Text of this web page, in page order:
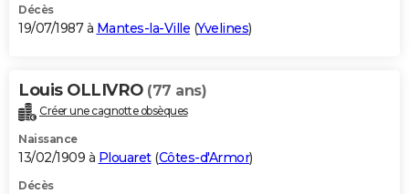
Décès
19/07/1987 à Mantes-la-Ville (Yvelines)
Louis OLLIVRO (77 ans)
Créer une cagnotte obsèques
Naissance
13/02/1909 à Plouaret(Côtes-d'Armor)
Décès